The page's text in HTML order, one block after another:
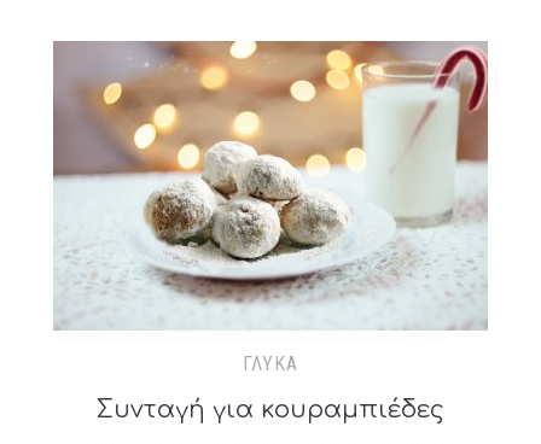
ΓΛΥΚΆ
Συνταγή για κουραμπιέδες